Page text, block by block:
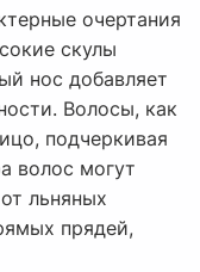
очертания
скулы
нос добавляет
Волосы, как
подчеркивая
волос могут
льняных
прядей,